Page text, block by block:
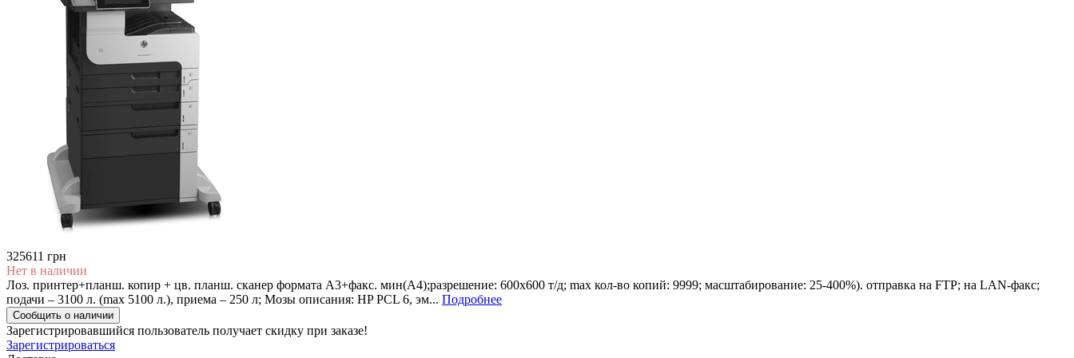
325611 грн
Нет в наличии
Лоз. принтер+планш. копир + цв. планш. сканер формата А3+факс. мин(А4);разрешение: 600х600 т/д; max кол-во копий: 9999; масштабирование: 25-400%). отправка на FTP; на LAN-факс;
подачи – 3100 л. (max 5100 л.), приема – 250 л; Мозы описания: HP PCL 6, эм... Подробнее
Сообщить о наличии
Зарегистрировавшийся пользователь получает скидку при заказе!
Зарегистрироваться